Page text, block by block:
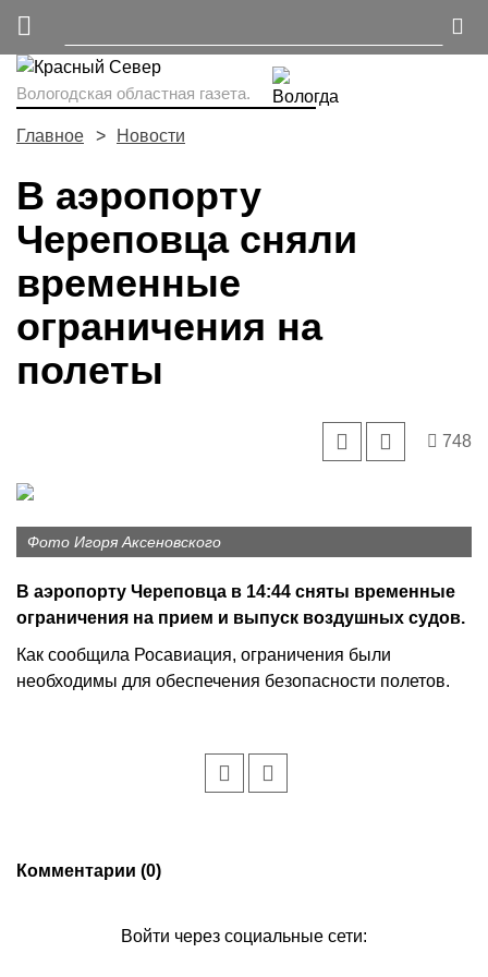
Вологодская областная газета.
Главное Новости
В аэропорту
Череповца сняли
временные
ограничения на
полеты
748
Фото Игоря Аксеновского
В аэропорту Череповца в 14:44 сняты временные
ограничения на прием и выпуск воздушных судов.
Как сообщила Росавиация, ограничения были
необходимы для обеспечения безопасности полетов.
Комментарии (0)
Войти через социальные сети: